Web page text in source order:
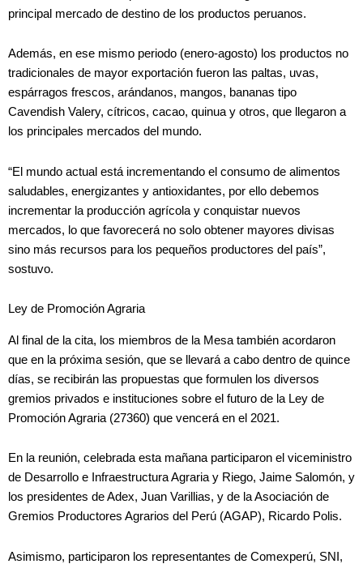
principal mercado de destino de los productos peruanos.
Además, en ese mismo periodo (enero-agosto) los productos no
tradicionales de mayor exportación fueron las paltas, uvas,
espárragos frescos, arándanos, mangos, bananas tipo
Cavendish Valery, cítricos, cacao, quinua y otros, que llegaron a
los principales mercados del mundo.
“El mundo actual está incrementando el consumo de alimentos
saludables, energizantes y antioxidantes, por ello debemos
incrementar la producción agrícola y conquistar nuevos
mercados, lo que favorecerá no solo obtener mayores divisas
sino más recursos para los pequeños productores del país”,
sostuvo.
Ley de Promoción Agraria
Al final de la cita, los miembros de la Mesa también acordaron
que en la próxima sesión, que se llevará a cabo dentro de quince
días, se recibirán las propuestas que formulen los diversos
gremios privados e instituciones sobre el futuro de la Ley de
Promoción Agraria (27360) que vencerá en el 2021.
En la reunión, celebrada esta mañana participaron el viceministro
de Desarrollo e Infraestructura Agraria y Riego, Jaime Salomón, y
los presidentes de Adex, Juan Varillias, y de la Asociación de
Gremios Productores Agrarios del Perú (AGAP), Ricardo Polis.
Asimismo, participaron los representantes de Comexperú, SNI,